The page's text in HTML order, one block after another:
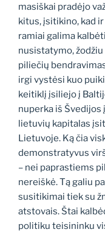
masiškai pradėjo
kitus, įsitikino, kad
ramiai galima
nusistatymo,
piliečių
irgi vystėsi kuo
keitiklį įsiliejo į
nuperka iš
lietuvių kapitalas
Lietuvoje. Ką čia
demonstratyvus
– nei paprastiems
nereiškė. Tą galiu
susitikimai tiek su
atstovais. Štai
politiku teisininku